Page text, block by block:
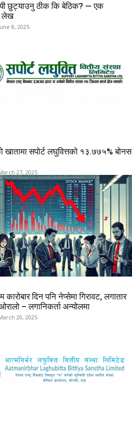
छुट्याउनु ठीक कि बेठिक? — एक
लेख
8, 2025
सपोर्ट लघुवित्तको १३.७७५% बोनस
27, 2025
कारोबार दिन पनि नेप्सेमा गिरावट, लगातार
– लगानिकर्ता अन्योलमा
20, 2025